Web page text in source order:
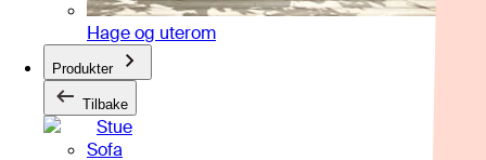
Hage og uterom
Produkter
Tilbake
Stue
Sofa